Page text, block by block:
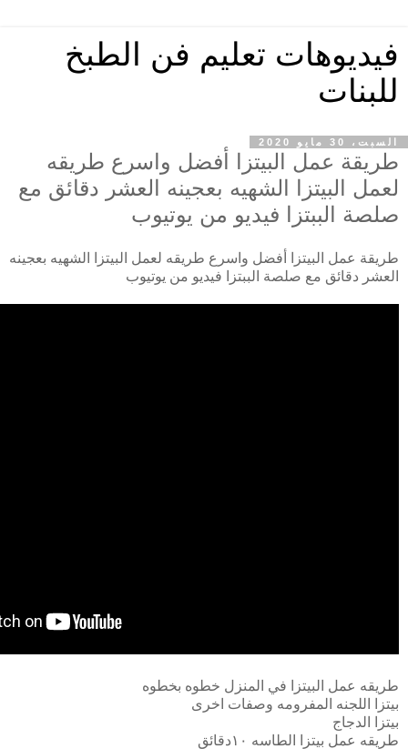
فيديوهات تعليم فن الطبخ
للبنات
السبت، 30 مايو 2020
طريقة عمل البيتزا أفضل واسرع طريقه
لعمل البيتزا الشهيه بعجينه العشر دقائق مع
صلصة الببتزا فيديو من يوتيوب
طريقة عمل البيتزا أفضل واسرع طريقه لعمل البيتزا الشهيه بعجينه
العشر دقائق مع صلصة الببتزا فيديو من يوتيوب
طريقه عمل البيتزا في المنزل خطوه بخطوه
بيتزا اللجنه المفرومه وصفات اخرى
بيتزا الدجاج
طريقه عمل بيتزا الطاسه ١٠دقائق